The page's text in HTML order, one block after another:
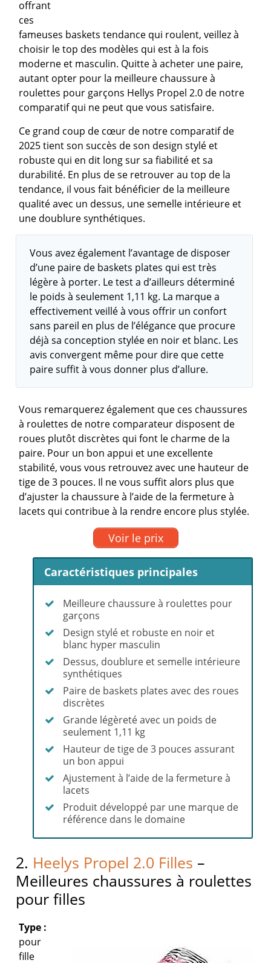
offrant
ces
fameuses baskets tendance qui roulent, veillez à
choisir le top des modèles qui est à la fois
moderne et masculin. Quitte à acheter une paire,
autant opter pour la meilleure chaussure à
roulettes pour garçons Hellys Propel 2.0 de notre
comparatif qui ne peut que vous satisfaire.
Ce grand coup de cœur de notre comparatif de
2025 tient son succès de son design stylé et
robuste qui en dit long sur sa fiabilité et sa
durabilité. En plus de se retrouver au top de la
tendance, il vous fait bénéficier de la meilleure
qualité avec un dessus, une semelle intérieure et
une doublure synthétiques.
Vous avez également l’avantage de disposer
d’une paire de baskets plates qui est très
légère à porter. Le test a d’ailleurs déterminé
le poids à seulement 1,11 kg. La marque a
effectivement veillé à vous offrir un confort
sans pareil en plus de l’élégance que procure
déjà sa conception stylée en noir et blanc. Les
avis convergent même pour dire que cette
paire suffit à vous donner plus d’allure.
Vous remarquerez également que ces chaussures
à roulettes de notre comparateur disposent de
roues plutôt discrètes qui font le charme de la
paire. Pour un bon appui et une excellente
stabilité, vous vous retrouvez avec une hauteur de
tige de 3 pouces. Il ne vous suffit alors plus que
d’ajuster la chaussure à l’aide de la fermeture à
lacets qui contribue à la rendre encore plus stylée.
Voir le prix
Caractéristiques principales
Meilleure chaussure à roulettes pour
garçons
Design stylé et robuste en noir et
blanc hyper masculin
Dessus, doublure et semelle intérieure
synthétiques
Paire de baskets plates avec des roues
discrètes
Grande légèreté avec un poids de
seulement 1,11 kg
Hauteur de tige de 3 pouces assurant
un bon appui
Ajustement à l’aide de la fermeture à
lacets
Produit développé par une marque de
référence dans le domaine
2. Heelys Propel 2.0 Filles –
Meilleures chaussures à roulettes
pour filles
Type :
pour
fille